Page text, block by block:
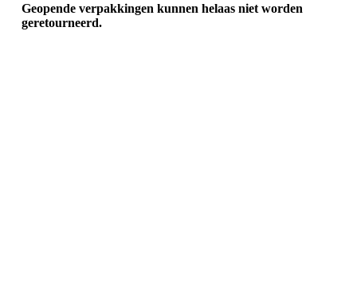
Geopende verpakkingen kunnen helaas niet worden
geretourneerd.